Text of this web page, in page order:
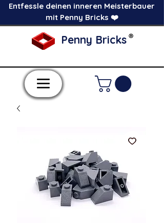
Entfessle deinen inneren Meisterbauer
mit Penny Bricks ❤️
Penny Bricks ®